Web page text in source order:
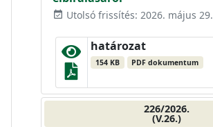
event_available Utolsó frissítés: 2026. május 29.
határozat
154 KB PDF dokumentum
226/2026.
(V.26.)